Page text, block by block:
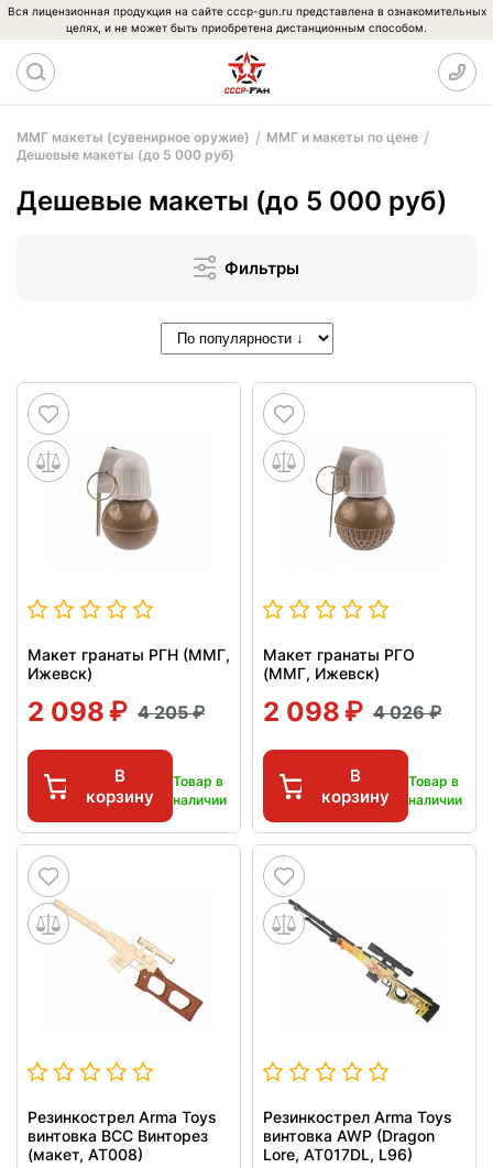
Вся лицензионная продукция на сайте cccp-gun.ru представлена в ознакомительных
целях, и не может быть приобретена дистанционным способом.
ММГ макеты (сувенирное оружие)
ММГ и макеты по цене
Дешевые макеты (до 5 000 руб)
Дешевые макеты (до 5 000 руб)
Фильтры
Макет гранаты РГН (ММГ,
Ижевск)
2 098 4 205
В
корзину
Товар в
наличии
Макет гранаты РГО
(ММГ, Ижевск)
2 098 4 026
В
корзину
Товар в
наличии
Резинкострел Arma Toys
винтовка ВСС Винторез
(макет, АТ008)
Резинкострел Arma Toys
винтовка AWP (Dragon
Lore, AT017DL, L96)